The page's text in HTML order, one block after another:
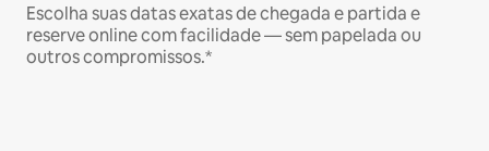
Escolha suas datas exatas de chegada e partida e
reserve online com facilidade — sem papelada ou
outros compromissos.*